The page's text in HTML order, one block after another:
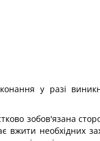
у разі
зобов'язана
необхідних